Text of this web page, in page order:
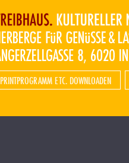
PRINTPROGRAMM ETC. DOWNLOADEN